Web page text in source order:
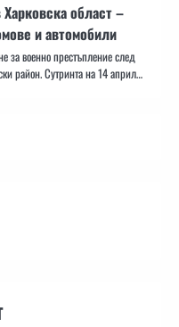
област –
и автомобили
за военно престъпление след
район. Сутринта на 14 април…